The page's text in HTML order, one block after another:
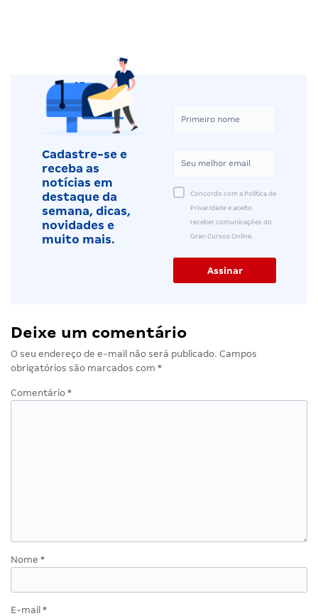
Cadastre-se e
receba as
notícias em
destaque da
semana, dicas,
novidades e
muito mais.
Concordo com a Política de
Privacidade e aceito
receber comunicações do
Gran Cursos Online.
Deixe um comentário
O seu endereço de e-mail não será publicado. Campos
obrigatórios são marcados com *
Comentário *
Nome *
E-mail *